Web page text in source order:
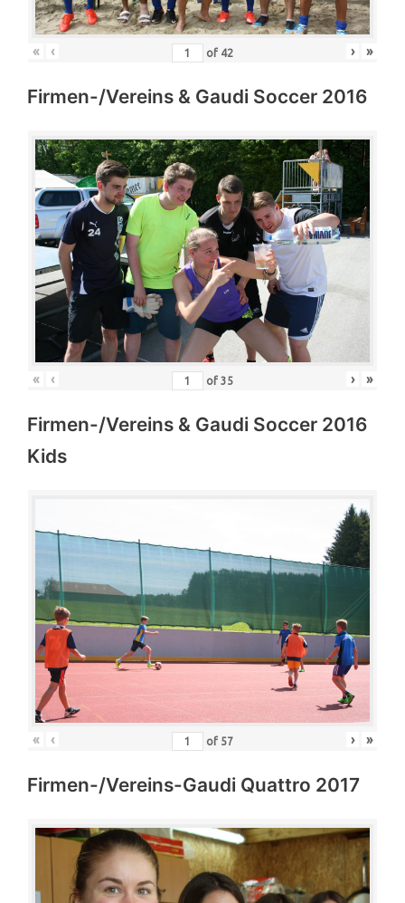
« ‹ of 42 › »
Firmen-/Vereins & Gaudi Soccer 2016
« ‹ of 35 › »
Firmen-/Vereins & Gaudi Soccer 2016
Kids
« ‹ of 57 › »
Firmen-/Vereins-Gaudi Quattro 2017